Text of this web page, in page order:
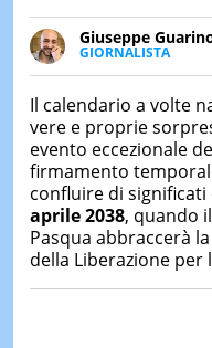
Giuseppe
GIORNALISTA
Ph(D) in Diritto
integrazione e
particolare sulla
Latina e Spagna.
è presidente
Biblioteca del
Il calendario a volte
vere e proprie
evento eccezionale
firmamento
confluire di
aprile 2038, quando
Pasqua abbraccerà
della Liberazione